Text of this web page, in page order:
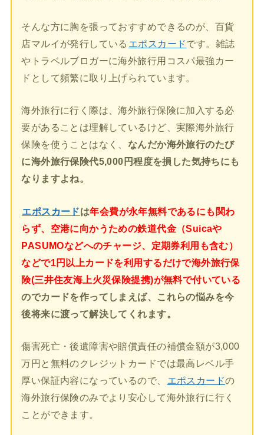
そんな方に胸を張っておすすめできるのが、百貨
店マルイが発行している エポスカードです。雑誌
やトラベルブロガーに海外旅行用コスパ最強カー
ドとして頻繁に取り上げられています。
海外旅行に行く際は、海外旅行保険に加入する必
要があることは理解しているけど、実際海外旅行
保険を使うことはなく、 なんだか海外旅行のたび
に海外旅行保険代5,000円程度を損した気持ちにも
なりますよね。
エポスカードは年会費が永年無料であるにも関わ
らず、空港に向かうための鉄道代金（Suicaや
PASUMOなどへのチャージ、定期券利用も含む）
などで1円以上カードを利用するだけで海外旅行保
険(三井住友海上火災保険提携)が無料で付いている
のでカードを作ってしまえば、これらの悩みを今
後将来に渡って解決してくれます。
傷害死亡・後遺障害や賠償責任の補償金額が3,000
万円と無料のクレジットカードでは最高レベル手
厚い保証内容になっているので、
エポスカードの
海外旅行保険のみでより安心して海外旅行に行く
ことができます。